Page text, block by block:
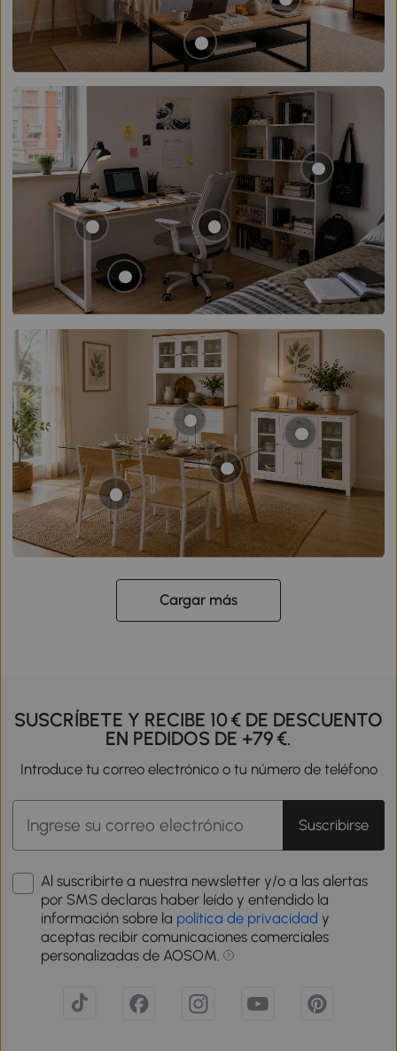
Cargar más
SUSCRÍBETE Y RECIBE 10 € DE DESCUENTO
EN PEDIDOS DE +79 €.
Introduce tu correo electrónico o tu número de teléfono
Suscribirse
Al suscribirte a nuestra newsletter y/o a las alertas
por SMS declaras haber leído y entendido la
información sobre la política de privacidad y
aceptas recibir comunicaciones comerciales
personalizadas de AOSOM.